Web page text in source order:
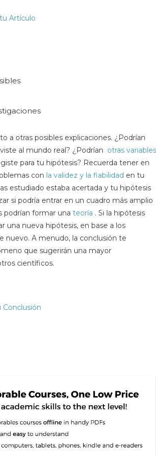
Artículo
a otras posibles explicaciones. ¿Podrían
al mundo real? ¿Podrían otras variables
para tu hipótesis? Recuerda tener en
con la validez y la fiabilidad en tu
estudiado estaba acertada y tu hipótesis
si podría entrar en un cuadro más amplio
podrían formar una teoría . Si la hipótesis
una nueva hipótesis, en base a los
nuevo. A menudo, la conclusión te
que sugerirán una mayor
científicos.